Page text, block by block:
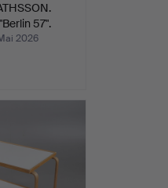
57".
2026